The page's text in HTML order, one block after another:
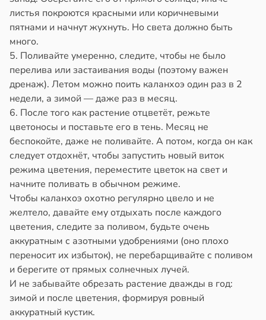
листья покроются красными или коричневыми
пятнами и начнут жухнуть. Но света должно быть
много.
5. Поливайте умеренно, следите, чтобы не было
перелива или застаивания воды (поэтому важен
дренаж). Летом можно поить каланхоэ один раз в 2
недели, а зимой — даже раз в месяц.
6. После того как растение отцветёт, режьте
цветоносы и поставьте его в тень. Месяц не
беспокойте, даже не поливайте. А потом, когда он как
следует отдохнёт, чтобы запустить новый виток
режима цветения, переместите цветок на свет и
начните поливать в обычном режиме.
Чтобы каланхоэ охотно регулярно цвело и не
желтело, давайте ему отдыхать после каждого
цветения, следите за поливом, будьте очень
аккуратным с азотными удобрениями (оно плохо
переносит их избыток), не перебарщивайте с поливом
и берегите от прямых солнечных лучей.
И не забывайте обрезать растение дважды в год:
зимой и после цветения, формируя ровный
аккуратный кустик.